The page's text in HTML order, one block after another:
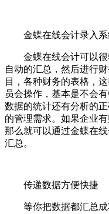
金蝶在线会计录入系
金蝶在线会计可以很
自动的汇总，然后进行
目，各种财务的表格，
员会操作，基本是不会
数据的统计还有分析的
的管理需求。如果企业
那么就可以通过金蝶在
汇总。
传递数据方便快捷
等你把数据都汇总成